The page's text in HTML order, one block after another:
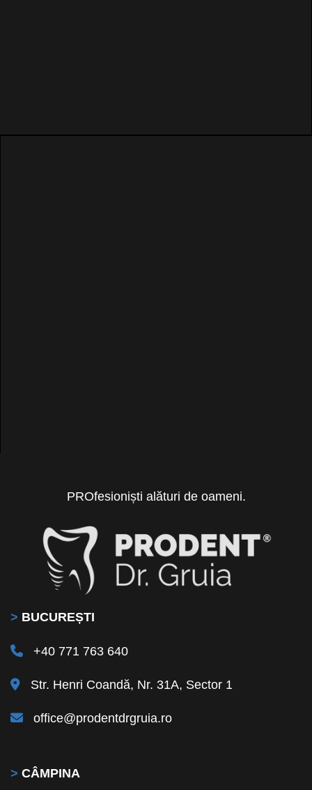
PROfesioniști alături de oameni.
> BUCUREȘTI
+40 771 763 640
Str. Henri Coandă, Nr. 31A, Sector 1
office@prodentdrgruia.ro
> CÂMPINA